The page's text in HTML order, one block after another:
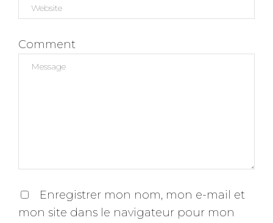
Comment
Enregistrer mon nom, mon e-mail et
mon site dans le navigateur pour mon